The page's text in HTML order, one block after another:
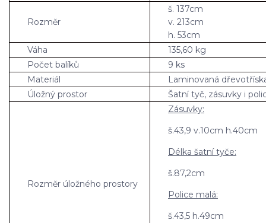
Rozměr
š. 137cm
v. 213cm
h. 53cm
Váha
135,60 kg
Počet balíků
9 ks
Materiál
Laminovaná
Úložný prostor
Šatní tyč, zásuvky i
Rozměr úložného prostory
Zásuvky:
š.43,9 v.10cm h.40cm
Délka šatní tyče:
š.87,2cm
Police malá:
š.43,5 h.49cm